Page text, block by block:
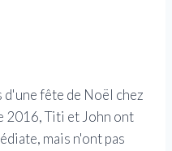
fête de Noël chez
2016, Titi et John ont
mais n'ont pas